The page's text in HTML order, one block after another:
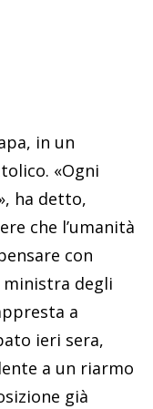
in un
«Ogni
ha detto,
che l’umanità
con
ministra degli
a
ieri sera,
a un riarmo
già